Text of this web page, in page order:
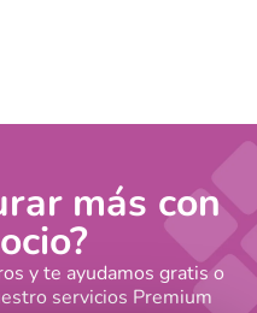
más con
y te ayudamos gratis o
servicios Premium